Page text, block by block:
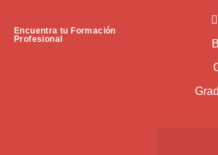
Encuentra tu Formación
Profesional